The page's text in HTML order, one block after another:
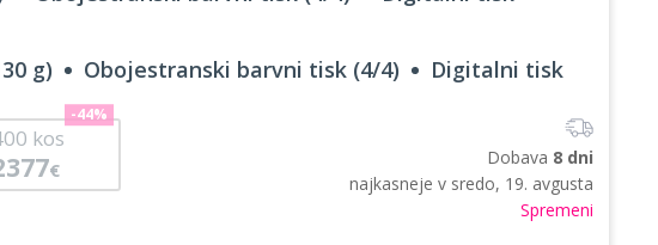
g) Obojestranski barvni tisk (4/4) Digitalni tisk
kos
€
-44%
Dobava 8 dni
najkasneje v sredo, 19. avgusta
Spremeni